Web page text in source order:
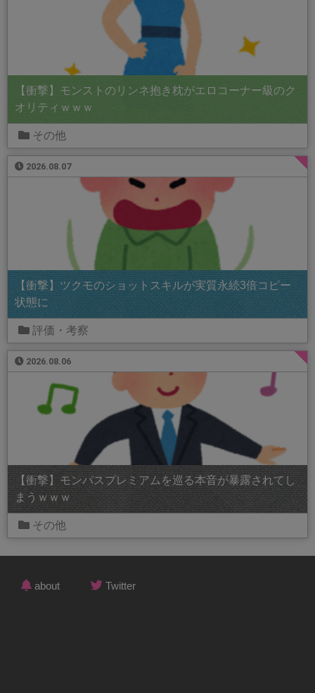
【衝撃】モンストのリンネ抱き枕がエロコーナー級のク
オリティｗｗｗ
その他
2026.08.07
【衝撃】ツクモのショットスキルが実質永続3倍コピー
状態に
評価・考察
2026.08.06
【衝撃】モンパスプレミアムを巡る本音が暴露されてし
まうｗｗｗ
その他
about Twitter